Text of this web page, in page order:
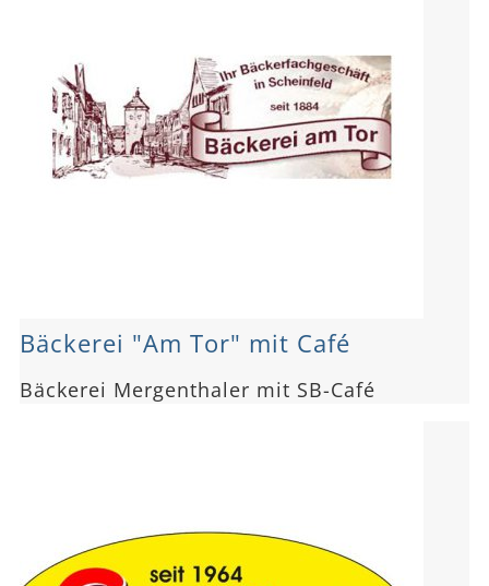
Bäckerei "Am Tor" mit Café
Bäckerei Mergenthaler mit SB-Café